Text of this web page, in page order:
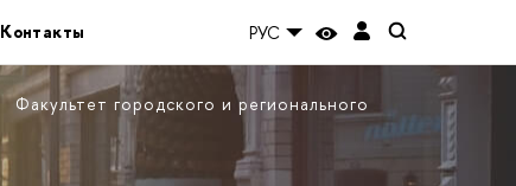
Контакты РУС
Факультет городского и регионального